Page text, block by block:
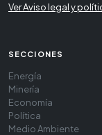
Ver Aviso legal y
SECCIONES
Energía
Minería
Economía
Política
Medio Ambiente